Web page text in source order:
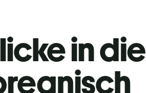
in die